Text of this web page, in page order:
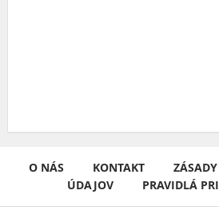
O NÁS KONTAKT
ÚDAJOV
PRAVIDLÁ